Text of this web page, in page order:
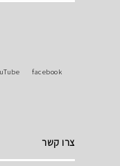
YouTube